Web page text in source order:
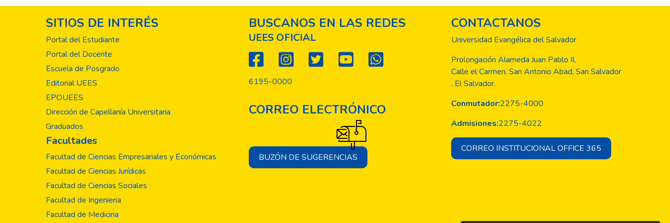
SITIOS DE INTERÉS
Portal del Estudiante
Portal del Docente
Escuela de Posgrado
Editorial UEES
EPOUEES
Dirección de Capellanía Universitaria
Graduados
Facultades
Facultad de Ciencias Empresariales y Económicas
Facultad de Ciencias Jurídicas
Facultad de Ciencias Sociales
Facultad de Ingenieria
Facultad de Medicina
BUSCANOS EN LAS REDES
UEES OFICIAL
6195-0000
CORREO ELECTRÓNICO
BUZÓN DE SUGERENCIAS
CONTACTANOS
Universidad Evangélica del Salvador
Prolongación Alameda Juan Pablo II,
Calle el Carmen, San Antonio Abad, San Salvador
, El Salvador.
Conmutador:2275-4000
Admisiones:2275-4022
CORREO INSTITUCIONAL OFFICE 365